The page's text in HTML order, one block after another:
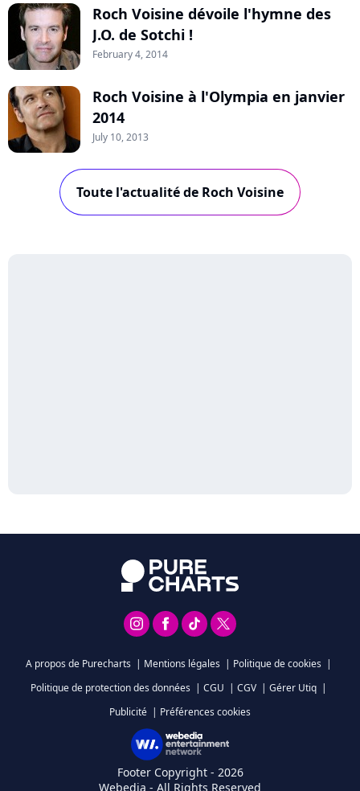
Roch Voisine dévoile l'hymne des
J.O. de Sotchi !
February 4, 2014
Roch Voisine à l'Olympia en janvier
2014
July 10, 2013
Toute l'actualité de Roch Voisine
A propos de Purecharts | Mentions légales | Politique de cookies |
Politique de protection des données | CGU | CGV | Gérer Utiq |
Publicité | Préférences cookies
Footer Copyright - 2026
Webedia - All Rights Reserved